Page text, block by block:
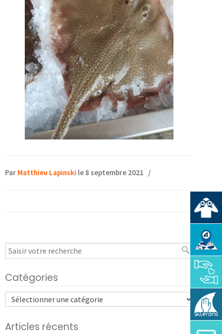
Par Matthieu Lapinski le 8 septembre 2021 /
Catégories
Articles récents